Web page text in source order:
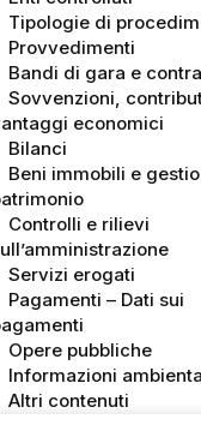
Tipologie di
Provvedimenti
Bandi di gara e
Sovvenzioni,
economici
Bilanci
Beni immobili e
Controlli e rilievi
Servizi erogati
Pagamenti – Dati sui
Opere pubbliche
Informazioni
Altri contenuti
Società
Trasparente
Accessibilità
Informativa
Raccolta dati
Coockies Policy
Dati e contatto
DPO